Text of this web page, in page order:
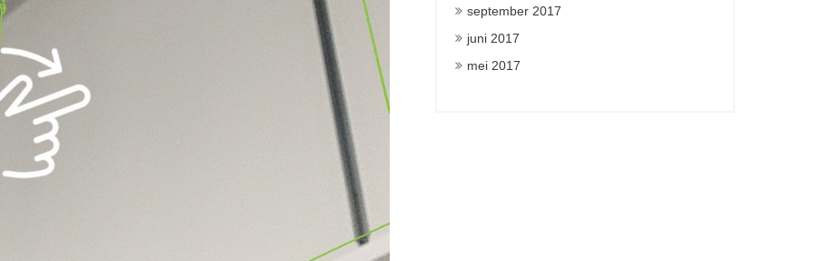
september 2017
juni 2017
mei 2017